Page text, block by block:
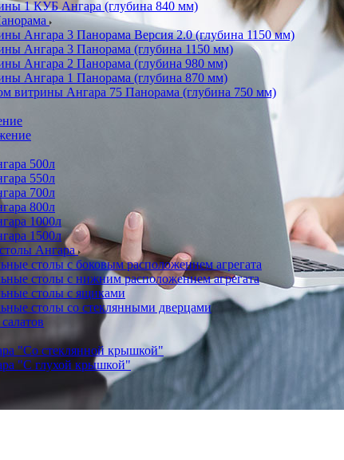
1 КУБ Ангара (глубина 840 мм)
Ангара 3 Панорама Версия 2.0 (глубина 1150 мм)
Ангара 3 Панорама (глубина 1150 мм)
Ангара 2 Панорама (глубина 980 мм)
Ангара 1 Панорама (глубина 870 мм)
витрины Ангара 75 Панорама (глубина 750 мм)
500л
550л
700л
800л
1000л
1500л
Ангара
столы с боковым расположением агрегата
столы с нижним расположением агрегата
столы с ящиками
столы со стеклянными дверцами
"Со стеклянной крышкой"
"С глухой крышкой"